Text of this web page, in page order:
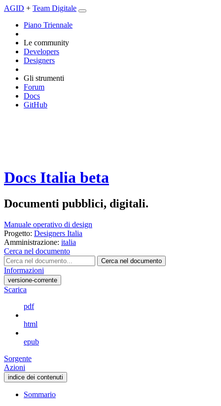
AGID + Team Digitale
Piano Triennale
Le community
Developers
Designers
Gli strumenti
Forum
Docs
GitHub
Docs Italia beta
Documenti pubblici, digitali.
Manuale operativo di design
Progetto: Designers Italia
Amministrazione: italia
Cerca nel documento
Cerca nel documento
Informazioni
versione-corrente
Scarica
pdf
html
epub
Sorgente
Azioni
indice dei contenuti
Sommario